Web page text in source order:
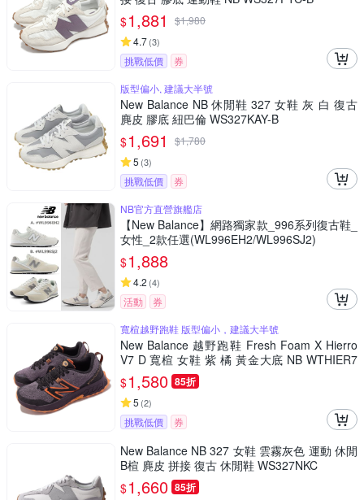
$1,881 $1,980
4.7(3)
挑戰低價
券
版型偏小, 建議大半號
New Balance NB 休閒鞋 327 女鞋 灰 白 復古
麂皮 膠底 紐巴倫 WS327KAY-B
$1,691 $1,780
5 (3)
挑戰低價
券
NB官方直營旗艦店
【New Balance】網路獨家款_996系列復古鞋_
女性_2款任選(WL996EH2/WL996SJ2)
$1,888
4.2 (4)
活動
券
寬楦越野跑鞋 版型偏小，建議大半號
New Balance 越野跑鞋 Fresh Foam X Hierro
V7 D 寬楦 女鞋 紫 橘 黃金大底 NB WTHIER7
M-D
$1,580 85折
5 (2)
挑戰低價 券
New Balance NB 327 女鞋 雲霧灰色 運動 休閒
B楦 麂皮 拼接 復古 休閒鞋 WS327NKC
$1,660 85折